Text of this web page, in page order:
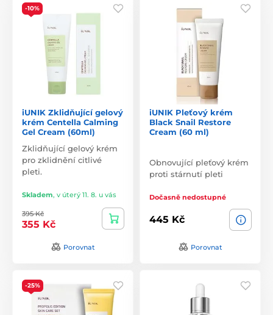
-10%
iUNIK Zklidňující gelový
krém Centella Calming
Gel Cream (60ml)
Zklidňující gelový krém
pro zklidnění citlivé
pleti.
Skladem, v úterý 11. 8. u vás
395 Kč
355 Kč
Porovnat
iUNIK Pleťový krém
Black Snail Restore
Cream (60 ml)
Obnovující pleťový krém
proti stárnutí pleti
Dočasně nedostupné
445 Kč
Porovnat
-25%